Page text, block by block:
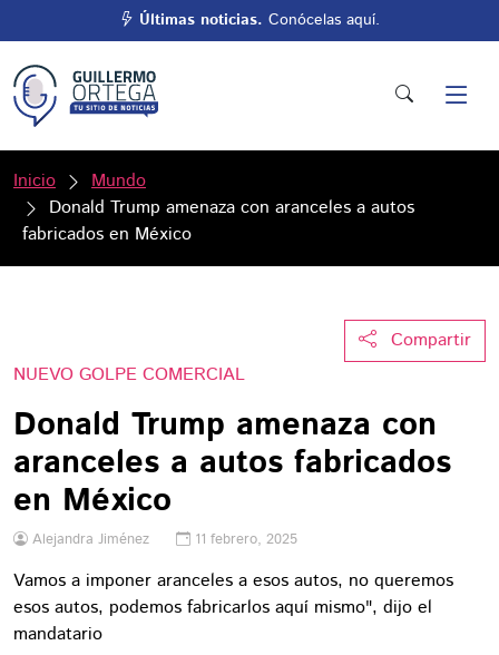
Últimas noticias. Conócelas aquí.
Inicio
Mundo
Donald Trump amenaza con aranceles a autos
fabricados en México
Compartir
NUEVO GOLPE COMERCIAL
Donald Trump amenaza con
aranceles a autos fabricados
en México
Alejandra Jiménez 11 febrero, 2025
Vamos a imponer aranceles a esos autos, no queremos
esos autos, podemos fabricarlos aquí mismo", dijo el
mandatario